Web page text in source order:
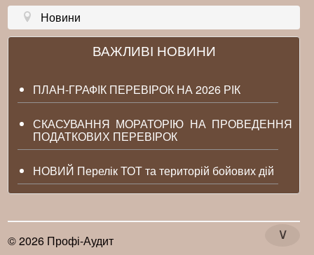
∨
Новини
ВАЖЛИВІ НОВИНИ
ПЛАН-ГРАФІК ПЕРЕВІРОК НА 2026 РІК
СКАСУВАННЯ МОРАТОРІЮ НА ПРОВЕДЕННЯ
ПОДАТКОВИХ ПЕРЕВІРОК
НОВИЙ Перелік ТОТ та територій бойових дій
© 2026 Профі-Аудит